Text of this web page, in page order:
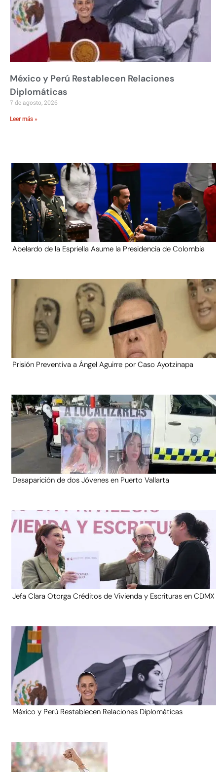
México y Perú Restablecen Relaciones
Diplomáticas
7 de agosto, 2026
Leer más »
Abelardo de la Espriella Asume la Presidencia de Colombia
Prisión Preventiva a Ángel Aguirre por Caso Ayotzinapa
Desaparición de dos Jóvenes en Puerto Vallarta
Jefa Clara Otorga Créditos de Vivienda y Escrituras en CDMX
México y Perú Restablecen Relaciones Diplomáticas